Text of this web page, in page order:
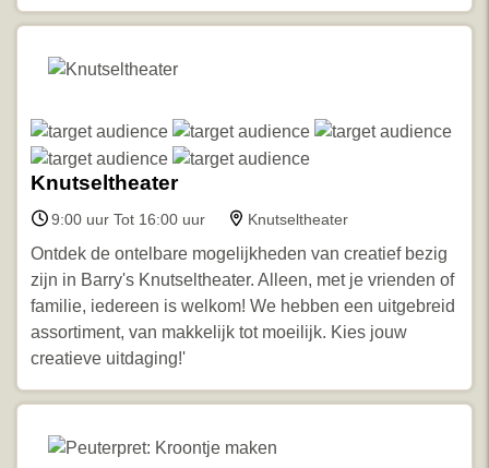
Knutseltheater
9:00 uur Tot 16:00 uur Knutseltheater
Ontdek de ontelbare mogelijkheden van creatief bezig
zijn in Barry's Knutseltheater. Alleen, met je vrienden of
familie, iedereen is welkom! We hebben een uitgebreid
assortiment, van makkelijk tot moeilijk. Kies jouw
creatieve uitdaging!'